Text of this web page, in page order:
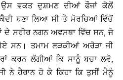
ਵਕਤ ਦੁਸ਼ਮਣ ਦੀਆਂ ਫੌਜਾਂ ਕੋਲੋਂ
ਬਣਾ ਲਿਆ ਸੀ ਤੇ ਮੋਰਚਿਆਂ ਵਿੱਚੋਂ
ਦੇ ਸਰੀਰ ਨਗਨ ਅਵਸਥਾ ਵਿੱਚ ਸਨ, ਜੋ
ਸਨ। ਤਮਾਮ ਲੜਕੀਆਂ ਅਰੋੜਾ ਜੀ
ਕਰਨ ਲੱਗੀਆਂ ਕਿ ਸਾਨੂੰ ਬਚਾ ਲਵੋ,
ਨੇ ਹੈਰਾਨ ਹੋ ਕੇ ਕਿਹਾ ਕਿ ਤੁਸੀਂ ਮੈਨੂੰ